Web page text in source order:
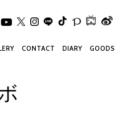
GOODS
DIARY
CONTACT